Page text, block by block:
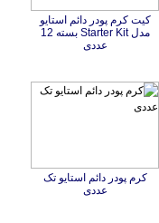
کیت کرم پودر دائم استایو
مدل Starter Kit بسته 12
عددی
کرم پودر دائم استایو تک
عددی